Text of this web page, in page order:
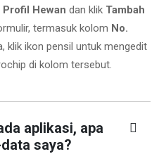
Profil Hewan dan klik Tambah
termasuk kolom No.
klik ikon pensil untuk mengedit
di kolom tersebut.
aplikasi, apa
saya?